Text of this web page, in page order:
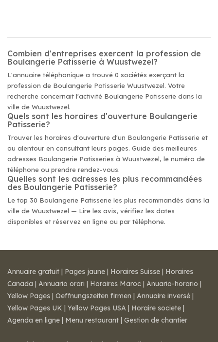
Combien d'entreprises exercent la profession de
Boulangerie Patisserie à Wuustwezel?
L'annuaire téléphonique a trouvé 0 sociétés exerçant la
profession de Boulangerie Patisserie Wuustwezel. Votre
recherche concernait l'activité Boulangerie Patisserie dans la
ville de Wuustwezel.
Quels sont les horaires d'ouverture Boulangerie
Patisserie?
Trouver les horaires d'ouverture d'un Boulangerie Patisserie et
au alentour en consultant leurs pages. Guide des meilleures
adresses Boulangerie Patisseries à Wuustwezel, le numéro de
téléphone ou prendre rendez-vous.
Quelles sont les adresses les plus recommandées
des Boulangerie Patisserie?
Le top 30 Boulangerie Patisserie les plus recommandés dans la
ville de Wuustwezel — Lire les avis, vérifiez les dates
disponibles et réservez en ligne ou par téléphone.
Annuaire gratuit | Pages jaune | Horaires Suisse | Horaires
Canada | Annuario orari | Horaires Maroc | Anuario-horario |
Yellow Pages | Oeffnungszeiten firmen | Annuaire inversé |
Yellow Pages UK | Yellow Pages USA | Horaire societe |
Agenda en ligne | Menu restaurant | Gestion de chantier